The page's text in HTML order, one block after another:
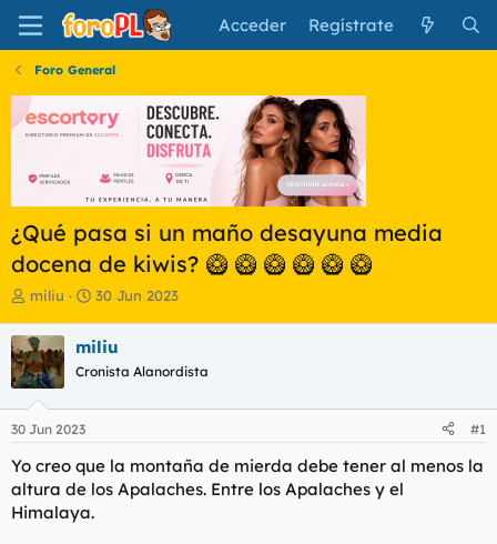
Acceder Regístrate
Foro General
¿Qué pasa si un maño desayuna media
docena de kiwis? 🥝 🥝 🥝 🥝 🥝 🥝
I
i
c
i
a
d
o
d
e
l
miliu
F
h
a
e
i
c
30 Jun 2023
miliu
Cronista Alanordista
30 Jun 2023 #1
Yo creo que la montaña de mierda debe tener al menos la
altura de los Apalaches. Entre los Apalaches y el
Himalaya.